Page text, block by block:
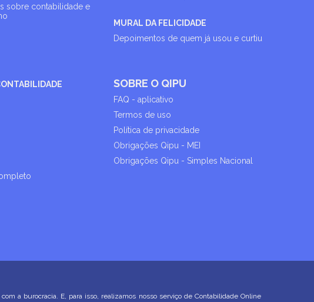
sobre contabilidade e
MURAL DA FELICIDADE
Depoimentos de quem já usou e curtiu
SOBRE O QIPU
FAQ - aplicativo
Termos de uso
Política de privacidade
Obrigações Qipu - MEI
Obrigações Qipu - Simples Nacional
a burocracia. E, para isso, realizamos nosso serviço de Contabilidade Online